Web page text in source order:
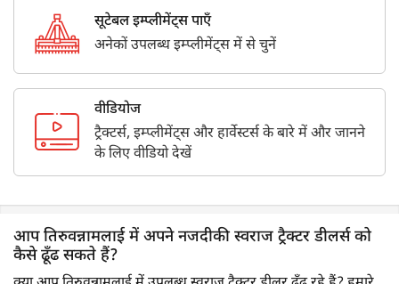
सूटेबल इम्प्लीमेंट्स पाएँ
अनेकों उपलब्ध इम्प्लीमेंट्स में से चुनें
वीडियोज
ट्रैक्टर्स, इम्प्लीमेंट्स और हार्वेस्टर्स के बारे में और जानने
के लिए वीडियो देखें
आप तिरुवन्नामलाई में अपने नजदीकी स्वराज ट्रैक्टर डीलर्स को
कैसे ढूँढ सकते हैं?